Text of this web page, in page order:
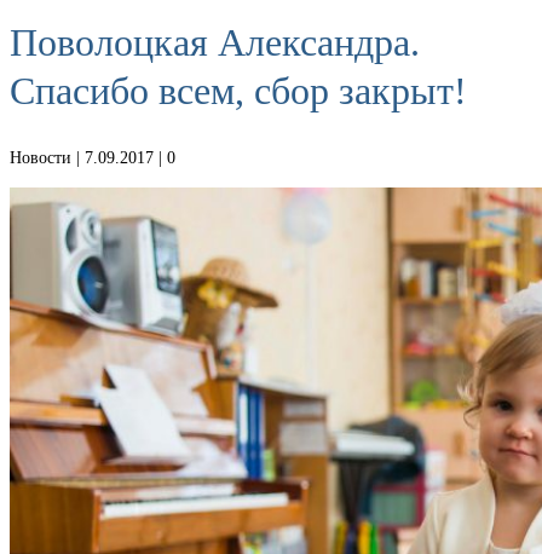
Поволоцкая Александра.
Спасибо всем, сбор закрыт!
Новости | 7.09.2017 | 0